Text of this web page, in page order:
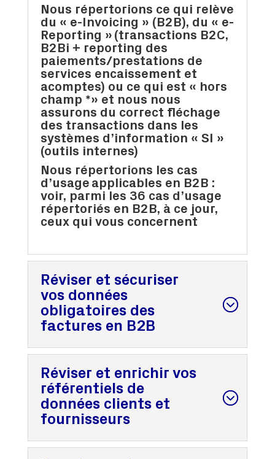
Nous répertorions ce qui relève
du « e-Invoicing » (B2B), du « e-
Reporting » (transactions B2C,
B2Bi + reporting des
paiements/prestations de
services encaissement et
acomptes) ou ce qui est « hors
champ *» et nous nous
assurons du correct fléchage
des transactions dans les
systèmes d’information « SI »
(outils internes)
Nous répertorions les cas
d’usage applicables en B2B :
voir, parmi les 36 cas d’usage
répertoriés en B2B, à ce jour,
ceux qui vous concernent
Réviser et sécuriser
vos données
obligatoires des
factures en B2B
Réviser et enrichir vos
référentiels de
données clients et
fournisseurs